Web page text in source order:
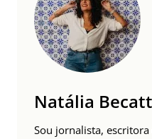
Natália
Sou jornalista,